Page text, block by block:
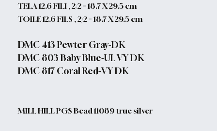
TELA 12.6 FILI , 2/2 = 18.7 X 29.5 cm
TOILE 12.6 FILS , 2/2 = 18.7 X 29.5 cm
DMC 413 Pewter Gray-DK
DMC 803 Baby Blue-UL VY DK
DMC 817 Coral Red-VY DK
MILL HILL PGS Bead 11089 true silver